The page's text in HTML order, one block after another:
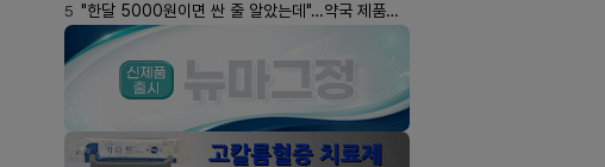
5 "한달 5000원이면 싼 줄 알았는데"…약국 제품과 비교해보니